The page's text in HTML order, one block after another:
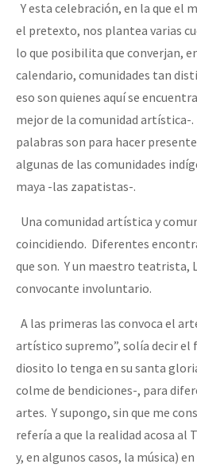
Y esta celebración, en la que el
el pretexto, nos plantea varias
lo que posibilita que converjan,
calendario, comunidades tan
eso son quienes aquí se
mejor de la comunidad artística-.
palabras son para hacer
algunas de las comunidades
maya -las zapatistas-.
Una comunidad artística y
coincidiendo. Diferentes
que son. Y un maestro teatrista,
convocante involuntario.
A las primeras las convoca el
artístico supremo”, solía decir el
diosito lo tenga en su santa
colme de bendiciones-, para
artes. Y supongo, sin que me
refería a que la realidad acosa al
y, en algunos casos, la música)